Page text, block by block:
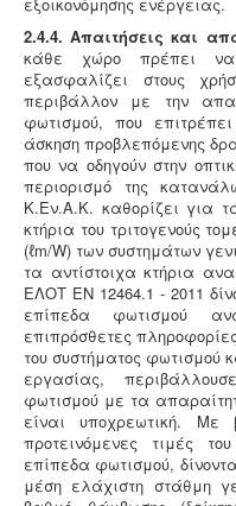
2.4.4. Απαιτήσεις και
κάθε χώρο πρέπει
εξασφαλίζει στους
περιβάλλον με την
φωτισμού, που
άσκηση προβλεπόμενης
που να οδηγούν στην
περιορισμό της
Κ.Εν.Α.Κ. καθορίζει για
κτήρια του τριτογενούς
(ℓm/W) των συστημάτων
τα αντίστοιχα κτήρια
ΕΛΟΤ EN 12464.1 - 2011
επίπεδα φωτισμού
επιπρόσθετες
του συστήματος φωτισμού
εργασίας,
φωτισμού με τα
είναι υποχρεωτική.
προτεινόμενες τιμές
επίπεδα φωτισμού,
μέση ελάχιστη στάθμη